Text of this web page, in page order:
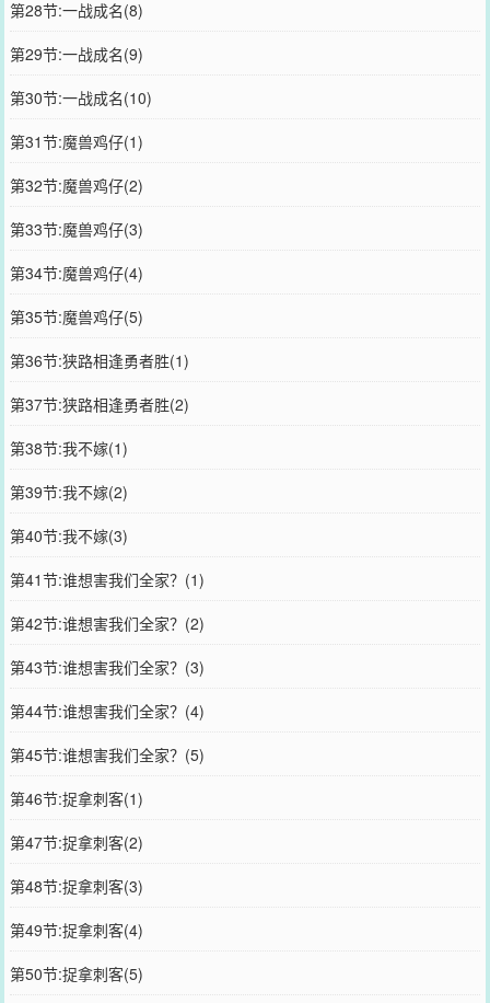
第28节:一战成名(8)
第29节:一战成名(9)
第30节:一战成名(10)
第31节:魔兽鸡仔(1)
第32节:魔兽鸡仔(2)
第33节:魔兽鸡仔(3)
第34节:魔兽鸡仔(4)
第35节:魔兽鸡仔(5)
第36节:狭路相逢勇者胜(1)
第37节:狭路相逢勇者胜(2)
第38节:我不嫁(1)
第39节:我不嫁(2)
第40节:我不嫁(3)
第41节:谁想害我们全家？(1)
第42节:谁想害我们全家？(2)
第43节:谁想害我们全家？(3)
第44节:谁想害我们全家？(4)
第45节:谁想害我们全家？(5)
第46节:捉拿刺客(1)
第47节:捉拿刺客(2)
第48节:捉拿刺客(3)
第49节:捉拿刺客(4)
第50节:捉拿刺客(5)